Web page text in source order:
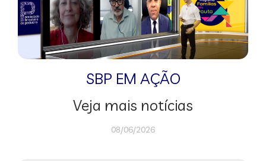
SBP EM AÇÃO
Veja mais notícias
08/06/2026